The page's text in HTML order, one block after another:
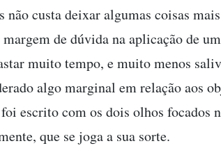
não custa deixar algumas coisas
de dúvida na aplicação de
muito tempo, e muito menos
algo marginal em relação aos
escrito com os dois olhos focados
que se joga a sua sorte.